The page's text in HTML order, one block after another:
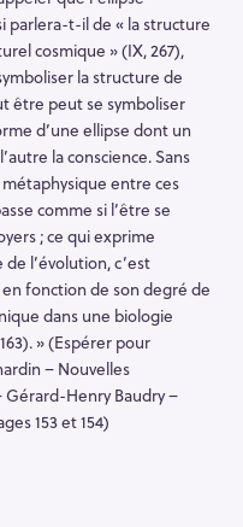
parlera-t-il de « la structure
cosmique » (IX, 267),
la structure de
être peut se symboliser
d’une ellipse dont un
la conscience. Sans
entre ces
comme si l’être se
; ce qui exprime
l’évolution, c’est
fonction de son degré de
dans une biologie
» (Espérer pour
– Nouvelles
Gérard-Henry Baudry –
153 et 154)